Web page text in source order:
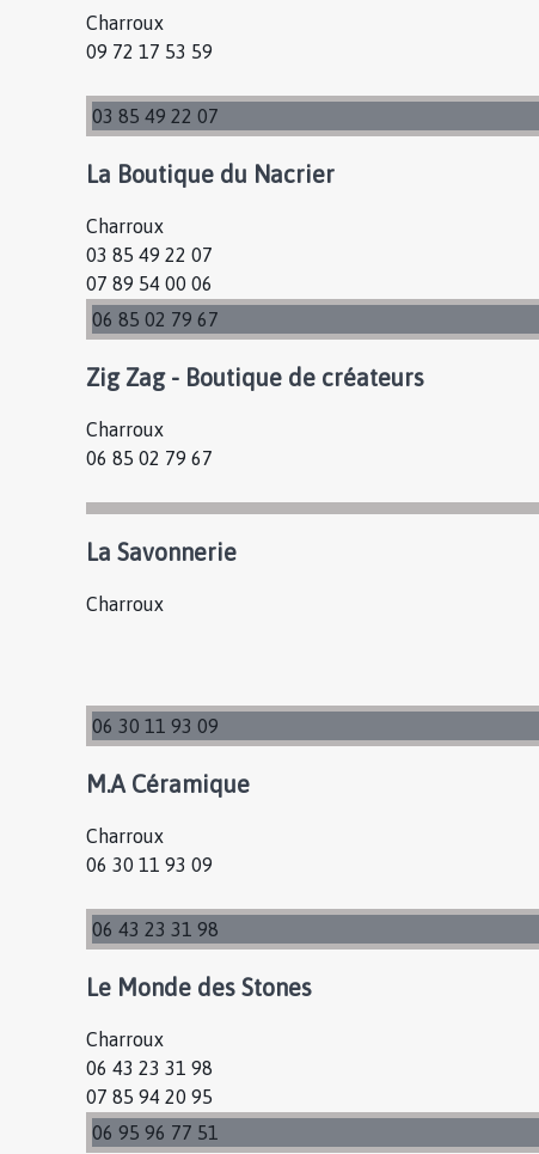
Charroux
09 72 17 53 59
03 85 49 22 07
La Boutique du Nacrier
Charroux
03 85 49 22 07
07 89 54 00 06
06 85 02 79 67
Zig Zag - Boutique de créateurs
Charroux
06 85 02 79 67
La Savonnerie
Charroux
06 30 11 93 09
M.A Céramique
Charroux
06 30 11 93 09
06 43 23 31 98
Le Monde des Stones
Charroux
06 43 23 31 98
07 85 94 20 95
06 95 96 77 51